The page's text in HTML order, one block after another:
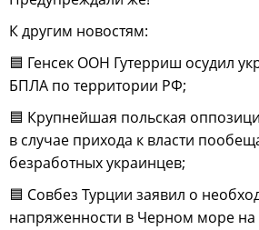
К другим новостям:
🟦 Генсек ООН Гутерриш осудил
БПЛА по территории РФ;
🟦 Крупнейшая польская
в случае прихода к власти
безработных украинцев;
🟦 Совбез Турции заявил о
напряженности в Черном море